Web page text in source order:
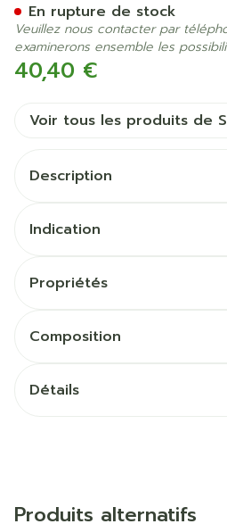
40,40 €
En rupture de stock
Veuillez nous contacter par
examinerons ensemble les
Voir tous les produits de
Description
Indication
Propriétés
Composition
Détails
Produits alternatifs